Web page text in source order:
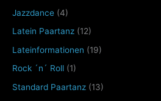
Jazzdance (4)
Latein Paartanz (12)
Lateinformationen (19)
Rock ´n´ Roll (1)
Standard Paartanz (13)